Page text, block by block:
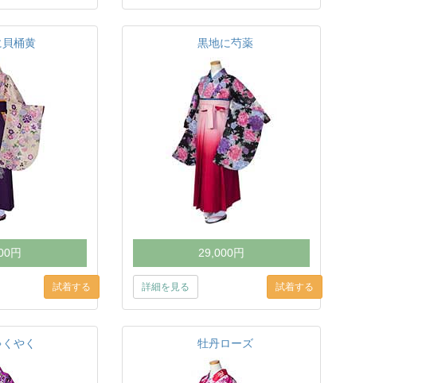
桶黄
円
黒地に芍薬
29,000円
詳細を見る
やく 牡丹ローズ